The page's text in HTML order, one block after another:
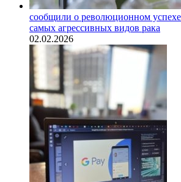
сообщили о революционном
самых агрессивных видов рака
02.02.2026